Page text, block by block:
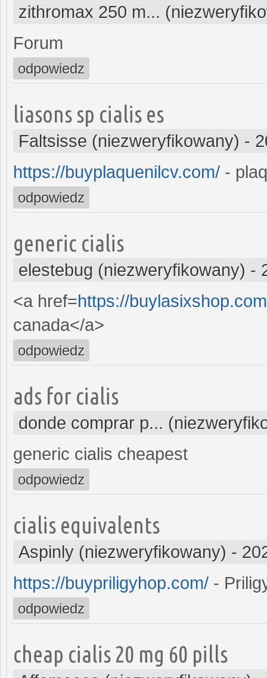
zithromax 250 m...
Forum
odpowiedz
liasons sp cialis es
Faltsisse (niezweryfikowany) -
https://buyplaquenilcv.com/ -
odpowiedz
generic cialis
elestebug (niezweryfikowany) -
<a href=https://
canada</a>
odpowiedz
ads for cialis
donde comprar p...
generic cialis cheapest
odpowiedz
cialis equivalents
Aspinly (niezweryfikowany) -
https://buypriligyhop.com/ -
odpowiedz
cheap cialis 20 mg 60 pills